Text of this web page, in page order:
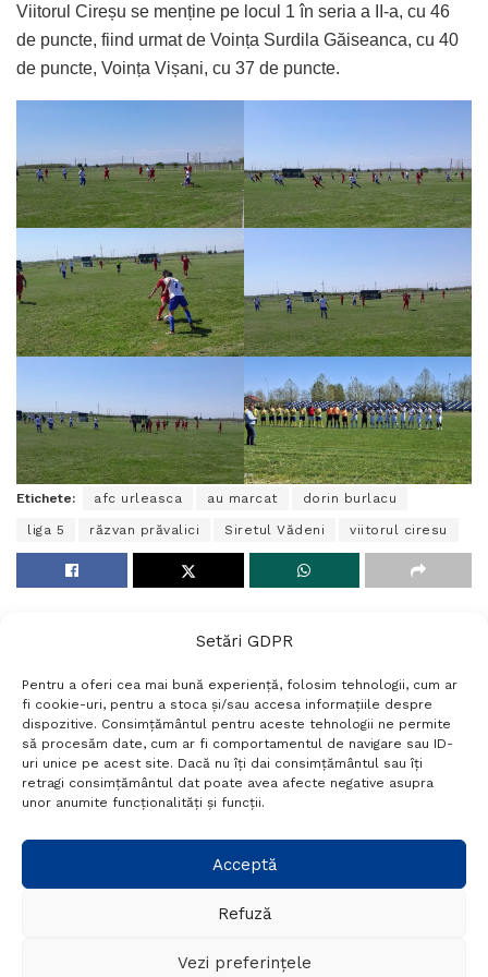
Setări GDPR
Pentru a oferi cea mai bună experiență, folosim tehnologii, cum ar
fi cookie-uri, pentru a stoca și/sau accesa informațiile despre
dispozitive. Consimțământul pentru aceste tehnologii ne permite
să procesăm date, cum ar fi comportamentul de navigare sau ID-
uri unice pe acest site. Dacă nu îți dai consimțământul sau îți
retragi consimțământul dat poate avea afecte negative asupra
unor anumite funcționalități și funcții.
Acceptă
Refuză
Vezi preferințele
Viitorul Cireșu se menține pe locul 1 în seria a II-a, cu 46
de puncte, fiind urmat de Voința Surdila Găiseanca, cu 40
de puncte, Voința Vișani, cu 37 de puncte.
Etichete: afc urleasca au marcat dorin burlacu
liga 5 răzvan prăvalici Siretul Vădeni viitorul ciresu
Termeni si conditii
Politică de confidențialitate
Politica cookies
Setări GDPR
+40 788 760 194